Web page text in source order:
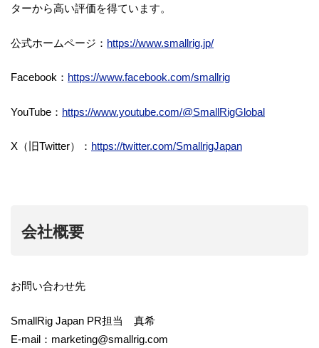
ターから高い評価を得ています。
公式ホームページ： https://www.smallrig.jp/
Facebook： https://www.facebook.com/smallrig
YouTube： https://www.youtube.com/@SmallRigGlobal
X（旧Twitter）： https://twitter.com/SmallrigJapan
会社概要
お問い合わせ先
SmallRig Japan PR担当 真希
E-mail：marketing@smallrig.com